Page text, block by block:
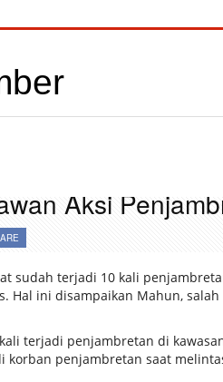
Aksi
sudah terjadi 10 kali
Hal ini disampaikan Mahun, salah
terjadi penjambretan di
korban penjambretan saat